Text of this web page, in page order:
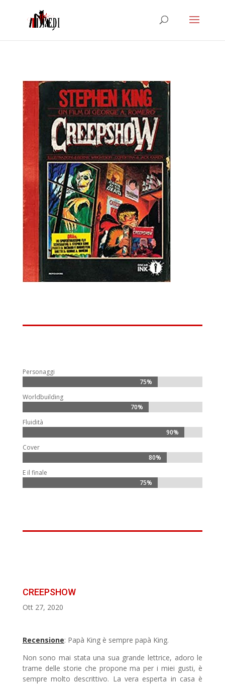
Personaggi
75%
75%
Worldbuilding
70%
70%
Fluidità
90%
90%
Cover
80%
80%
E il finale
75%
75%
CREEPSHOW
Ott 27, 2020
Recensione: Papà King è sempre papà King.
Non sono mai stata una sua grande lettrice, adoro le
trame delle storie che propone ma per i miei gusti, è
sempre molto descrittivo. La vera esperta in casa è